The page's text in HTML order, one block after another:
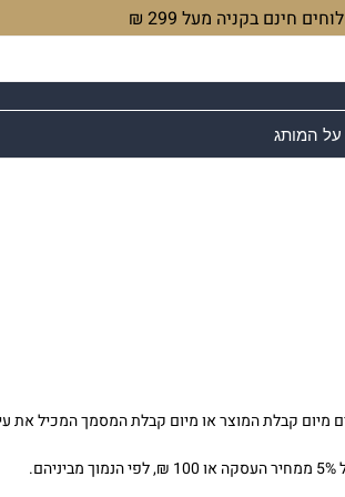
חינם בקניה מעל 299 ₪
על המותג